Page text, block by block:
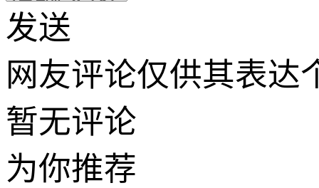
发送
网友评论仅供其表达
暂无评论
为你推荐